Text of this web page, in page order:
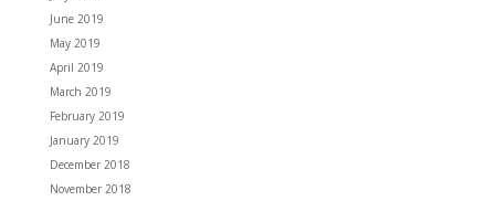
June 2019
May 2019
April 2019
March 2019
February 2019
January 2019
December 2018
November 2018